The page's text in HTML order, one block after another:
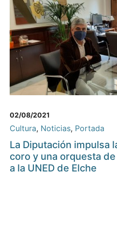
02/08/2021
Cultura, Noticias, Portada
La Diputación impulsa
coro y una orquesta
a la UNED de Elche